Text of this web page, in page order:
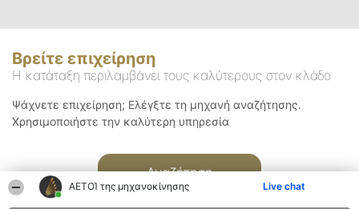
ΑΕΤΟΊ της μηχανοκίνησης Live chat
Βρείτε επιχείρηση
Η κατάταξη περιλαμβάνει τους καλύτερους στον κλάδο
Ψάχνετε επιχείρηση; Ελέγξτε τη μηχανή αναζήτησης.
Χρησιμοποιήστε την καλύτερη υπηρεσία
Αναζήτηση